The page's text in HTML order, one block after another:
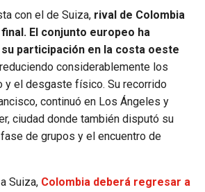
con el de Suiza, rival de Colombia
El conjunto europeo ha
participación en la costa oeste
considerablemente los
y el desgaste físico. Su recorrido
continuó en Los Ángeles y
ciudad donde también disputó su
de grupos y el encuentro de
Suiza, Colombia deberá regresar a